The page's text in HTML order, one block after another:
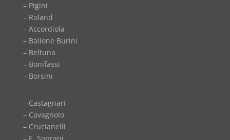
– Pigini
– Roland
– Accordiola
– Ballone Burini
– Beltuna
– Bonifassi
– Borsini
– Castagnari
– Cavagnolo
– Crucianelli